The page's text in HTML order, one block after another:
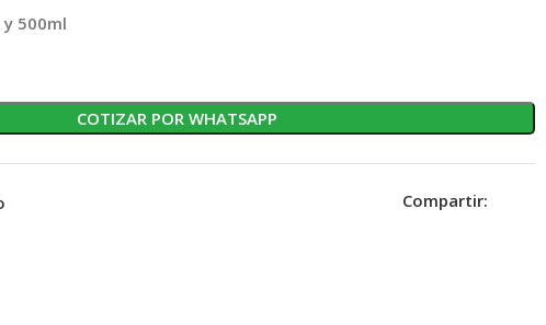
500ml
COTIZAR POR WHATSAPP
Compartir: